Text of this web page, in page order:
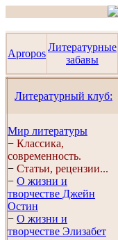
Apropos
Литературные
забавы
Литературный клуб:
Мир литературы
− Классика,
современность.
− Статьи, рецензии...
− О жизни и
творчестве Джейн
Остин
− О жизни и
творчестве Элизабет